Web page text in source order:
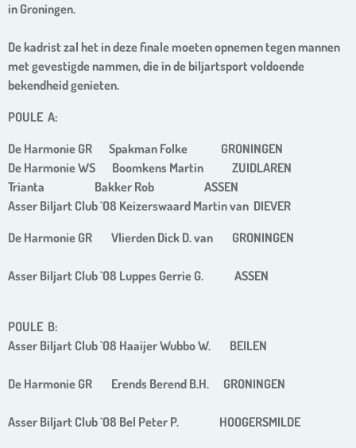
in Groningen.
De kadrist zal het in deze finale moeten opnemen tegen mannen
met gevestigde nammen, die in de biljartsport voldoende
bekendheid genieten.
POULE A:
De Harmonie GR Spakman Folke GRONINGEN
De Harmonie WS Boomkens Martin ZUIDLAREN
Trianta Bakker Rob ASSEN
Asser Biljart Club `08 Keizerswaard Martin van DIEVER
De Harmonie GR Vlierden Dick D. van GRONINGEN
Asser Biljart Club `08 Luppes Gerrie G. ASSEN
POULE B:
Asser Biljart Club `08 Haaijer Wubbo W. BEILEN
De Harmonie GR Erends Berend B.H. GRONINGEN
Asser Biljart Club `08 Bel Peter P. HOOGERSMILDE